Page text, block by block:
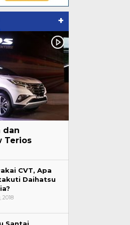
+
dan
Terios
CVT, Apa
Daihatsu
2018